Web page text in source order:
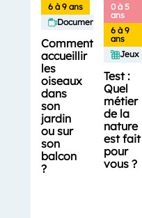
6 à 9 ans
Documentaires
Comment
accueillir
les
oiseaux
dans
son
jardin
ou sur
son
balcon
?
0 à 5
ans
6 à 9
ans
Jeux
Test :
Quel
métier
de la
nature
est fait
pour
vous ?